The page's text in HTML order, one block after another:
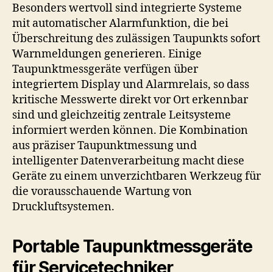
Besonders wertvoll sind integrierte Systeme
mit automatischer Alarmfunktion, die bei
Überschreitung des zulässigen Taupunkts sofort
Warnmeldungen generieren. Einige
Taupunktmessgeräte verfügen über
integriertem Display und Alarmrelais, so dass
kritische Messwerte direkt vor Ort erkennbar
sind und gleichzeitig zentrale Leitsysteme
informiert werden können. Die Kombination
aus präziser Taupunktmessung und
intelligenter Datenverarbeitung macht diese
Geräte zu einem unverzichtbaren Werkzeug für
die vorausschauende Wartung von
Druckluftsystemen.
Portable Taupunktmessgeräte
für Servicetechniker